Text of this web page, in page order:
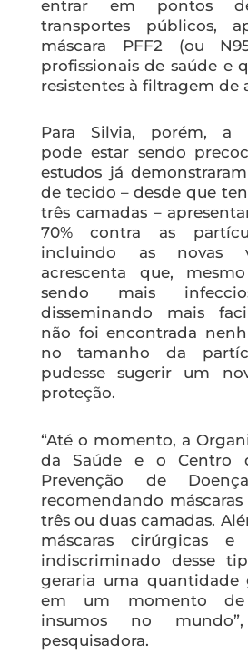
entrar em pontos
transportes públicos,
máscara PFF2 (ou
profissionais de saúde e
resistentes à filtragem de
Para Silvia, porém, a
pode estar sendo
estudos já
de tecido – desde que
três camadas –
70% contra as
incluindo as novas
acrescenta que,
sendo mais
disseminando mais
não foi encontrada
no tamanho da
pudesse sugerir um
proteção.
“Até o momento, a
da Saúde e o Centro
Prevenção de
recomendando
três ou duas camadas.
máscaras cirúrgicas
indiscriminado desse
geraria uma quantidade
em um momento de
insumos no
pesquisadora.